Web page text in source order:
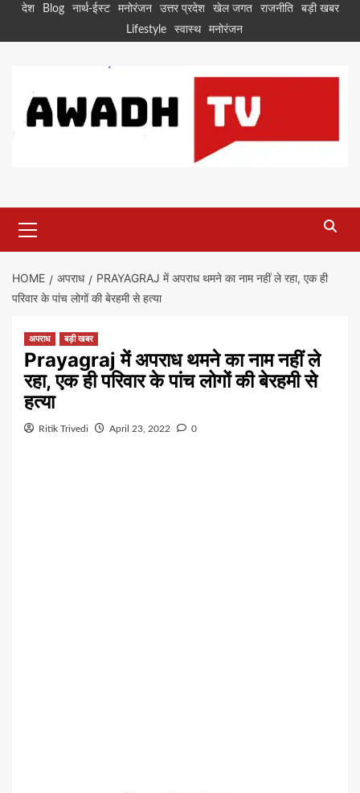
Skipदेश Blog नार्थ-ईस्ट मनोरंजन उत्तर प्रदेश खेल जगत राजनीति
बड़ी खबर
Lifestyle
स्वास्थ मनोरंजन
Menu
HOME अपराध
PRAYAGRAJ में अपराध थमने का नाम नहीं ले रहा, एक ही
परिवार के पांच लोगों की बेरहमी से हत्या
अपराध बड़ी खबर
Prayagraj में अपराध थमने का नाम नहीं ले
रहा, एक ही परिवार के पांच लोगों की बेरहमी से
हत्या
Ritik Trivedi April 23, 2022 0